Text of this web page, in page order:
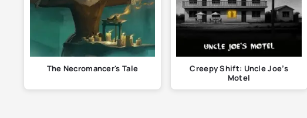
The Necromancer's Tale
Creepy Shift: Uncle Joe’s
Motel